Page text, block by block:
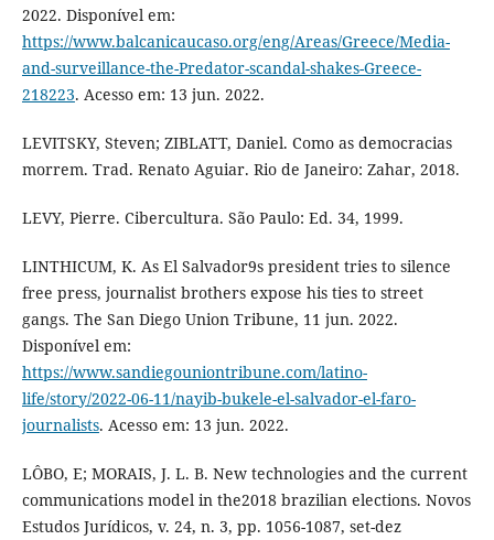
2022. Disponível em:
https://www.balcanicaucaso.org/eng/Areas/Greece/Media-
and-surveillance-the-Predator-scandal-shakes-Greece-
218223. Acesso em: 13 jun. 2022.
LEVITSKY, Steven; ZIBLATT, Daniel. Como as democracias
morrem. Trad. Renato Aguiar. Rio de Janeiro: Zahar, 2018.
LEVY, Pierre. Cibercultura. São Paulo: Ed. 34, 1999.
LINTHICUM, K. As El Salvador9s president tries to silence
free press, journalist brothers expose his ties to street
gangs. The San Diego Union Tribune, 11 jun. 2022.
Disponível em:
https://www.sandiegouniontribune.com/latino-
life/story/2022-06-11/nayib-bukele-el-salvador-el-faro-
journalists. Acesso em: 13 jun. 2022.
LÔBO, E; MORAIS, J. L. B. New technologies and the current
communications model in the2018 brazilian elections. Novos
Estudos Jurídicos, v. 24, n. 3, pp. 1056-1087, set-dez